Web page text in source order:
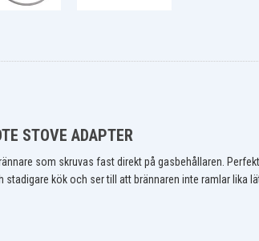
STOVE ADAPTER
som skruvas fast direkt på gasbehållaren.
kök och ser till att brännaren inte ramlar lika